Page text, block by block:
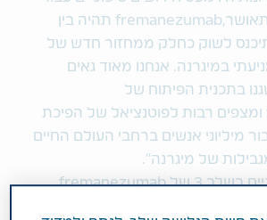
חולי מיגרנה. אם תאושר,fremanezumab תהיה בין
לשוק כחלק ממחזור חדש של
במיגרנה. אנחנו מאוד גאים
בתכנית הפיתוח של
fremanezumab ומצפים רבות לפוטנציאל של הפיכת
מיליוני אנשים ברחבי העולם החיים
של מיגרנה".
"המחקרים הקליניים בשלב 3 של fremanezumab